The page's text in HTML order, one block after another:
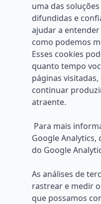
uma das
difundidas e
ajudar a
como podemos
Esses cookies
quanto tempo
páginas
continuar
atraente.
Para mais
Google Analytics,
do Google
As análises de
rastrear e medir
que possamos